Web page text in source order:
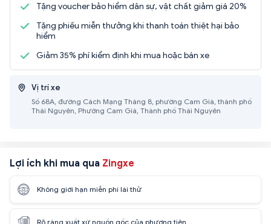
Tặng voucher bảo hiểm dân sự, vật chất giảm giá 20%
Tặng phiếu miễn thưởng khi thanh toán thiệt hại bảo
hiểm
Giảm 35% phí kiểm định khi mua hoặc bán xe
Vị trí xe
Số 68A, đường Cách Mạng Tháng 8, phường Cam Giá, thành phố
Thái Nguyên, Phường Cam Giá, Thành phố Thái Nguyên
Lợi ích khi mua qua Zingxe
Không giới hạn miễn phí lái thử
Rõ ràng xuất xứ nguồn gốc của phương tiện